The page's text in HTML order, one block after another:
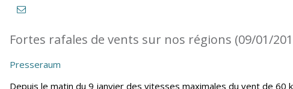
Fortes rafales de vents sur nos régions (09/01/
Presseraum
Depuis le matin du 9 janvier des vitesses maximales du vent de 60